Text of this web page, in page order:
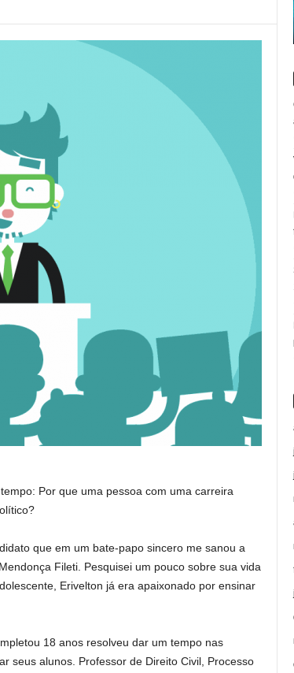
Por que uma pessoa com uma carreira
que em um bate-papo sincero me sanou a
Fileti. Pesquisei um pouco sobre sua vida
Erivelton já era apaixonado por ensinar
18 anos resolveu dar um tempo nas
seus alunos. Professor de Direito Civil, Processo